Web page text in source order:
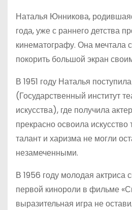
Наталья Юнникова,
года, уже с раннего детства
кинематографу. Она мечтала
покорить большой экран
В 1951 году Наталья
(Государственный институт
искусства), где получила
прекрасно освоила
талант и харизма не могли
незамеченными.
В 1956 году молодая актриса
первой кинороли в фильме
выразительная игра не